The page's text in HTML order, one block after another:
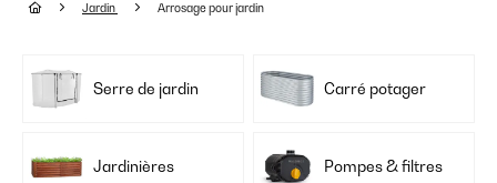
Jardin Arrosage pour jardin
Serre de jardin Carré potager
Jardinières Pompes & filtres